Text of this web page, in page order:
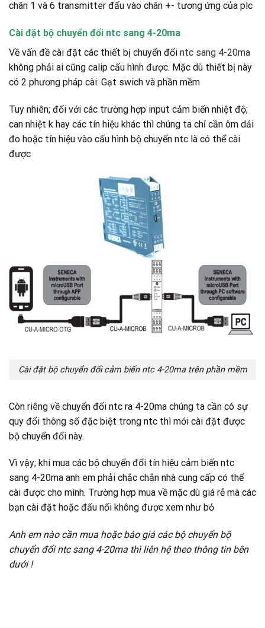
chân 1 và 6 transmitter đấu vào chân +- tương ứng của plc
Cài đặt bộ chuyển đổi ntc sang 4-20ma
Về vấn đề cài đặt các thiết bị chuyển đổi ntc sang 4-20ma
không phải ai cũng calip cấu hình được. Mặc dù thiết bị này
có 2 phương pháp cài: Gạt swich và phần mềm
Tuy nhiên; đối với các trường hợp input cảm biến nhiệt độ;
can nhiệt k hay các tín hiệu khác thì chúng ta chỉ cần ôm dải
đo hoặc tín hiệu vào cấu hình bộ chuyển ntc là có thể cài
được
Cài đặt bộ chuyển đổi cảm biến ntc 4-20ma trên phần mềm
Còn riêng về chuyển đổi ntc ra 4-20ma chúng ta cần có sự
quy đổi thông số đặc biệt trong ntc thì mới cài đặt được
bộ chuyển đổi này.
Vì vậy; khi mua các bộ chuyển đổi tín hiệu cảm biến ntc
sang 4-20ma anh em phải chắc chắn nhà cung cấp có thể
cài được cho mình. Trường hợp mua về mặc dù giá rẻ mà các
bạn cài đặt hoặc đấu nối không được xem như bỏ
Anh em nào cần mua hoặc báo giá các bộ chuyển bộ
chuyển đổi ntc sang 4-20ma thì liên hệ theo thông tin bên
dưới !